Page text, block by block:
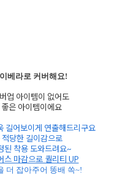
베라로 커버해요!
업 아이템이 없어도
은 아이템이에요
길어보이게 연출해드리구요
당한 길이감으로
된 착용 도와드려요~
스 마감으로 퀄리티 UP
더 잡아주어 똥배 쏙~!